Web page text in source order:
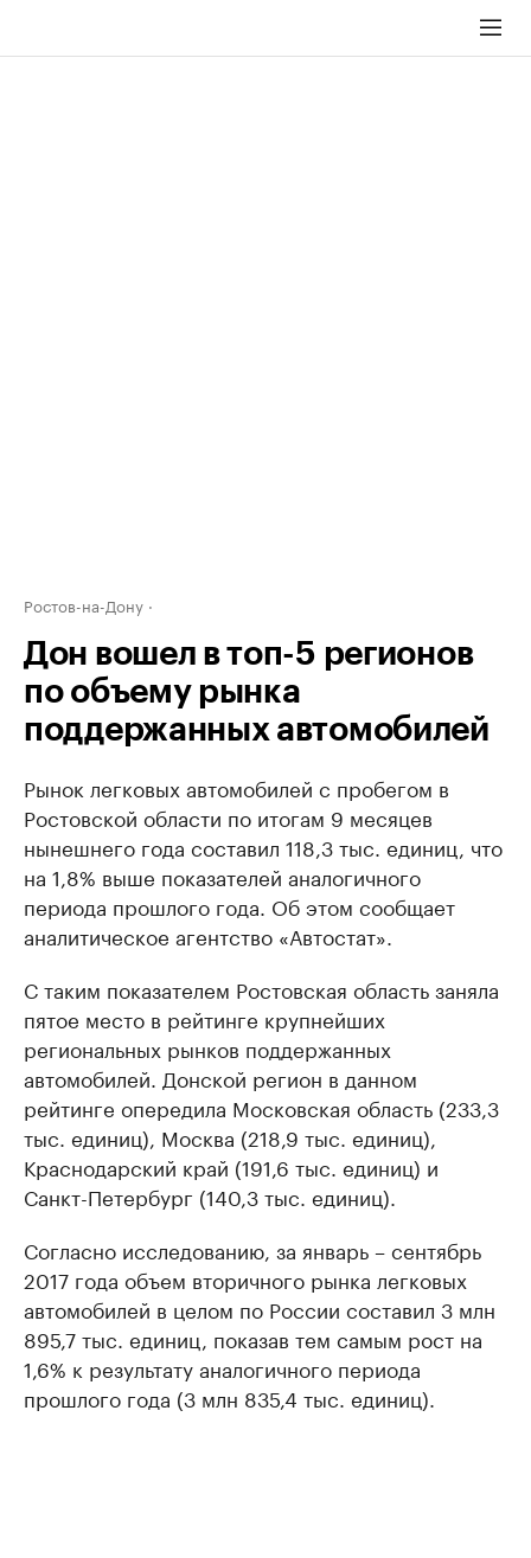
Ростов-на-Дону
Дон вошел в топ-5 регионов
по объему рынка
поддержанных автомобилей
Рынок легковых автомобилей с пробегом в
Ростовской области по итогам 9 месяцев
нынешнего года составил 118,3 тыс. единиц, что
на 1,8% выше показателей аналогичного
периода прошлого года. Об этом сообщает
аналитическое агентство «Автостат».
С таким показателем Ростовская область заняла
пятое место в рейтинге крупнейших
региональных рынков поддержанных
автомобилей. Донской регион в данном
рейтинге опередила Московская область (233,3
тыс. единиц), Москва (218,9 тыс. единиц),
Краснодарский край (191,6 тыс. единиц) и
Санкт-Петербург (140,3 тыс. единиц).
Согласно исследованию, за январь – сентябрь
2017 года объем вторичного рынка легковых
автомобилей в целом по России составил 3 млн
895,7 тыс. единиц, показав тем самым рост на
1,6% к результату аналогичного периода
прошлого года (3 млн 835,4 тыс. единиц).